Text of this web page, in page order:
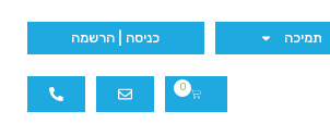
תמיכה כניסה | הרשמה
0